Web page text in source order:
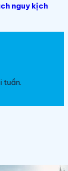
nguy kịch
tuần.